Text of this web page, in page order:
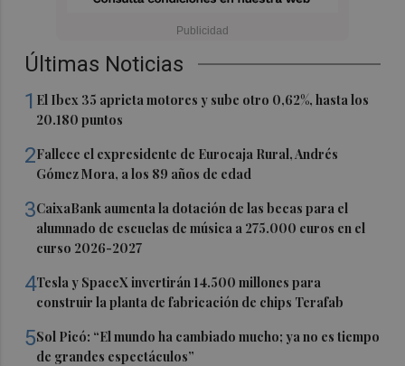
Últimas Noticias
1 El Ibex 35 aprieta motores y sube otro 0,62%, hasta los
20.180 puntos
2Fallece el expresidente de Eurocaja Rural, Andrés
Gómez Mora, a los 89 años de edad
3CaixaBank aumenta la dotación de las becas para el
alumnado de escuelas de música a 275.000 euros en el
curso 2026-2027
4Tesla y SpaceX invertirán 14.500 millones para
construir la planta de fabricación de chips Terafab
5Sol Picó: “El mundo ha cambiado mucho; ya no es tiempo
de grandes espectáculos”